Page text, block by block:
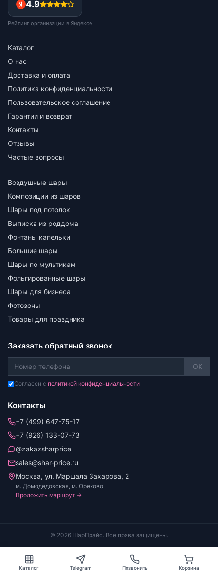
4.9
Рейтинг организации в Яндексе
Каталог
О нас
Доставка и оплата
Политика конфиденциальности
Пользовательское соглашение
Гарантии и возврат
Контакты
Отзывы
Частые вопросы
Воздушные шары
Композиции из шаров
Шары под потолок
Выписка из роддома
Фонтаны капельки
Большие шары
Шары по мультикам
Фольгированные шары
Шары для бизнеса
Фотозоны
Товары для праздника
Заказать обратный звонок
OK
Согласен с политикой конфиденциальности
Контакты
+7 (499) 647-75-17
+7 (926) 133-07-73
@zakazsharprice
sales@shar-price.ru
Москва, ул. Маршала Захарова, 2
м. Домодедовская, м. Орехово
Проложить маршрут →
© 2026 ШарПрайс. Все права защищены.
Каталог Telegram Позвонить Корзина